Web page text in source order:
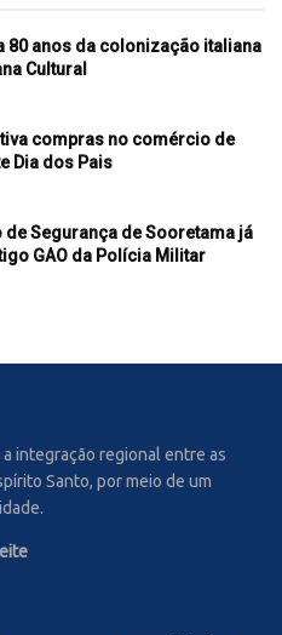
80 anos da colonização italiana
Cultural
compras no comércio de
Dia dos Pais
de Segurança de Sooretama já
GAO da Polícia Militar
integração regional entre as
Santo, por meio de um